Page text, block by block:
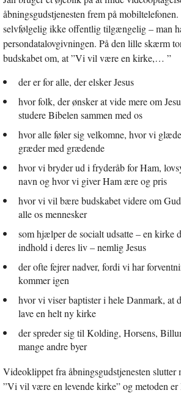
åbningsgudstjenesten frem på
selvfølgelig ikke offentlig tilgængelig – man
persondatalovgivningen. På den lille skærm
budskabet om, at ”Vi vil være en kirke,… ”
der er for alle, der elsker Jesus
hvor folk, der ønsker at vide mere om
studere Bibelen sammen med os
hvor alle føler sig velkomne, hvor vi
græder med grædende
hvor vi bryder ud i fryderåb for Ham,
navn og hvor vi giver Ham ære og pris
hvor vi vil bære budskabet videre om
alle os mennesker
som hjælper de socialt udsatte – en kirke
indhold i deres liv – nemlig Jesus
der ofte fejrer nadver, fordi vi har
kommer igen
hvor vi viser baptister i hele Danmark, at
lave en helt ny kirke
der spreder sig til Kolding, Horsens,
mange andre byer
Videoklippet fra åbningsgudstjenesten slutter
”Vi vil være en levende kirke” og metoden er